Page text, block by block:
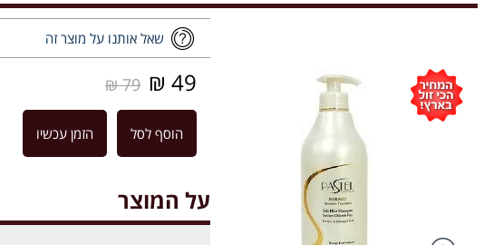
שאל אותנו על מוצר זה
49 ₪
79 ₪
הוסף לסל הזמן עכשיו
על המוצר